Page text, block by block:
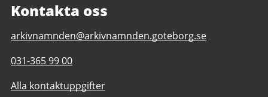
Kontakta oss
E-
till
Regionarkivet
arkivnamnden@arkivnamnden.goteborg.se
Telefonnummer
Regionarkivet
031-365 99 00
Alla kontaktuppgifter